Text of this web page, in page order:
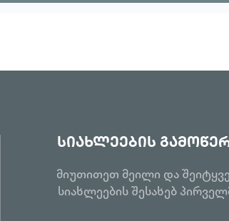
სიახლეების
მიუთითეთ მეილი და
სიახლეების შესახებ